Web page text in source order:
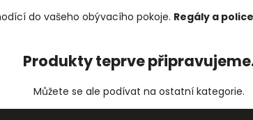
Textílie skladem
do vašeho obývacího pokoje. Regály a police
Produkty teprve
Můžete se ale podívat na ostatní kategorie.